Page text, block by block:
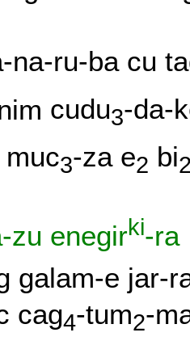
na-ru-ba cu
cudu3-da-
muc3-za e2 bi
zu enegirki-ra
galam-e jar-
cag4-tum2-